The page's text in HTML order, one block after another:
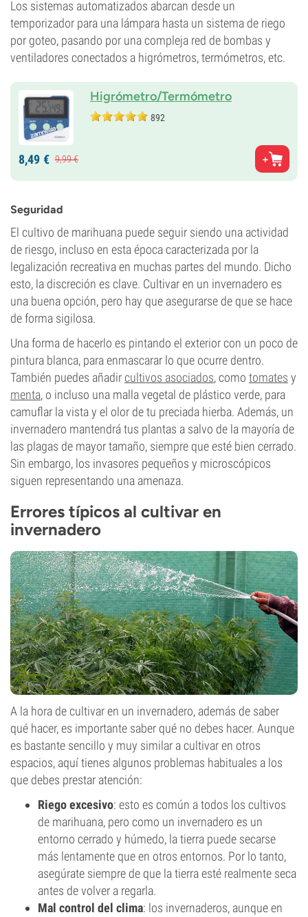
Los sistemas automatizados abarcan desde un
temporizador para una lámpara hasta un sistema de riego
por goteo, pasando por una compleja red de bombas y
ventiladores conectados a higrómetros, termómetros, etc.
Higrómetro/Termómetro
892
8,49 € 9,99€
Seguridad
El cultivo de marihuana puede seguir siendo una actividad
de riesgo, incluso en esta época caracterizada por la
legalización recreativa en muchas partes del mundo. Dicho
esto, la discreción es clave. Cultivar en un invernadero es
una buena opción, pero hay que asegurarse de que se hace
de forma sigilosa.
Una forma de hacerlo es pintando el exterior con un poco de
pintura blanca, para enmascarar lo que ocurre dentro.
También puedes añadircultivos asociados, como tomates y
menta, o incluso una malla vegetal de plástico verde, para
camuflar la vista y el olor de tu preciada hierba. Además, un
invernadero mantendrá tus plantas a salvo de la mayoría de
las plagas de mayor tamaño, siempre que esté bien cerrado.
Sin embargo, los invasores pequeños y microscópicos
siguen representando una amenaza.
Errores típicos al cultivar en
invernadero
A la hora de cultivar en un invernadero, además de saber
qué hacer, es importante saber qué no debes hacer. Aunque
es bastante sencillo y muy similar a cultivar en otros
espacios, aquí tienes algunos problemas habituales a los
que debes prestar atención:
Riego excesivo: esto es común a todos los cultivos
de marihuana, pero como un invernadero es un
entorno cerrado y húmedo, la tierra puede secarse
más lentamente que en otros entornos. Por lo tanto,
asegúrate siempre de que la tierra esté realmente seca
antes de volver a regarla.
Mal control del clima: los invernaderos, aunque en